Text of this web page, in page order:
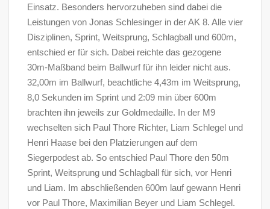
Einsatz. Besonders hervorzuheben sind dabei die
Leistungen von Jonas Schlesinger in der AK 8. Alle vier
Disziplinen, Sprint, Weitsprung, Schlagball und 600m,
entschied er für sich. Dabei reichte das gezogene
30m-Maßband beim Ballwurf für ihn leider nicht aus.
32,00m im Ballwurf, beachtliche 4,43m im Weitsprung,
8,0 Sekunden im Sprint und 2:09 min über 600m
brachten ihn jeweils zur Goldmedaille. In der M9
wechselten sich Paul Thore Richter, Liam Schlegel und
Henri Haase bei den Platzierungen auf dem
Siegerpodest ab. So entschied Paul Thore den 50m
Sprint, Weitsprung und Schlagball für sich, vor Henri
und Liam. Im abschließenden 600m lauf gewann Henri
vor Paul Thore, Maximilian Beyer und Liam Schlegel.